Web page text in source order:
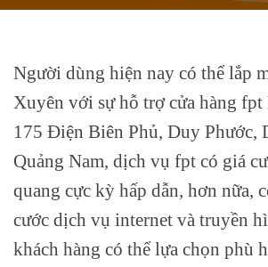
Người dùng hiện nay có thể lắp
Xuyên với sự hỗ trợ cửa hàng
175 Điện Biên Phủ, Duy Phước,
Quảng Nam, dịch vụ fpt có giá
quang cực kỳ hấp dẫn, hơn nữa,
cước dịch vụ internet và truyền
khách hàng có thể lựa chọn phù